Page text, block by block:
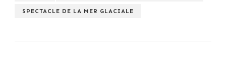
SPECTACLE DE LA MER GLACIALE